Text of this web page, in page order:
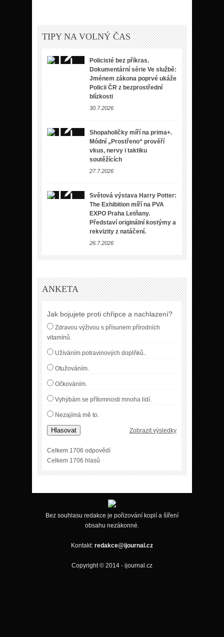
TIPY NA VOLNÝ ČAS
Policisté bez příkras.
Dokumentární série Ve službě:
Jménem zákona poprvé ukáže
Policii ČR z bezprostřední
blízkosti
30.7.2026
Shopaholičky míří na prima+.
Módní „Prostřeno“ prověří
vkus, nervy i taktiku
soutěžících
27.7.2026
Světová výstava Harry Potter:
The Exhibition míří na PVA
EXPO Praha Letňany.
Představí originální kostýmy a
rekvizity z natáčení.
26.7.2026
ANKETA
Jak bojujete proti chřipce a nachlazení?
Zdravou výživou s přísunem přírodních
vitamínů.
Užíváním potravinových doplňků..
Otužováním.
Očkováním.
Vyhýbám se přítomnosti mnoha lidí.
Nezajímá mě to.
Hlasovat Zobrazit výsledky
Celkem 1706 odpovědí
Celkem 1706 hlasů
Bez souhlasu redakce je pořizování kopií a šíření
obsahu nezákonné.
Kontakt: redakce@ijournal.cz
Copyright © 2014 - ijournal.cz